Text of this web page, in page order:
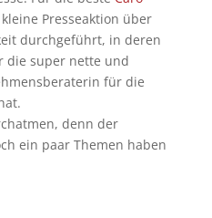
Presseaktion über
durchgeführt, in deren
die super nette und
für die
denn der
ein paar Themen haben